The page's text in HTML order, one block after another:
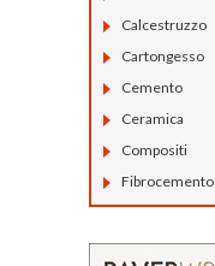
Calcestruzzo
Cartongesso
Cemento
Ceramica
Compositi
Fibrocemento